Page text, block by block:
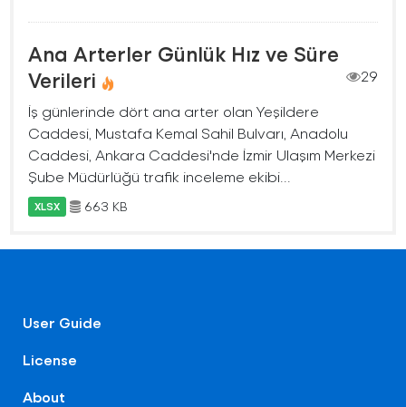
Ana Arterler Günlük Hız ve Süre
Verileri
29
İş günlerinde dört ana arter olan Yeşildere
Caddesi, Mustafa Kemal Sahil Bulvarı, Anadolu
Caddesi, Ankara Caddesi'nde İzmir Ulaşım Merkezi
Şube Müdürlüğü trafik inceleme ekibi...
XLSX 663 KB
User Guide
License
About